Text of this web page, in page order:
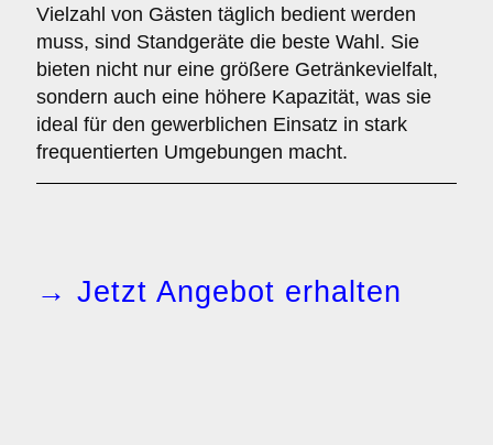
Vielzahl von Gästen täglich bedient werden
muss, sind Standgeräte die beste Wahl. Sie
bieten nicht nur eine größere Getränkevielfalt,
sondern auch eine höhere Kapazität, was sie
ideal für den gewerblichen Einsatz in stark
frequentierten Umgebungen macht.
→ Jetzt Angebot erhalten